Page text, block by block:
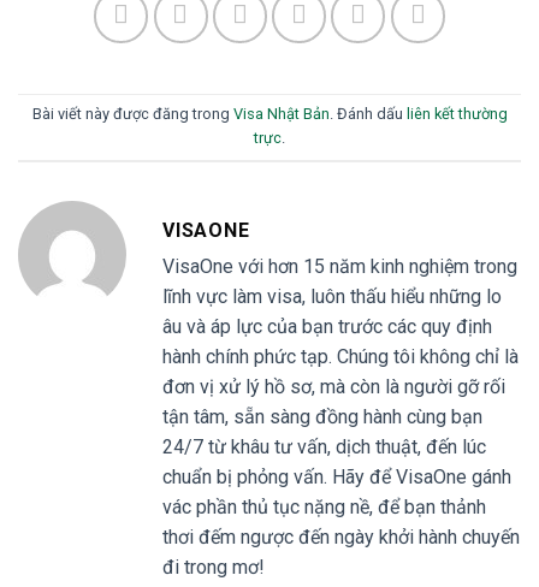
Bài viết này được đăng trong Visa Nhật Bản . Đánh dấu liên kết thường
trực
VISAONE
VisaOne với hơn 15 năm kinh nghiệm trong
lĩnh vực làm visa, luôn thấu hiểu những lo
âu và áp lực của bạn trước các quy định
hành chính phức tạp. Chúng tôi không chỉ là
đơn vị xử lý hồ sơ, mà còn là người gỡ rối
tận tâm, sẵn sàng đồng hành cùng bạn
24/7 từ khâu tư vấn, dịch thuật, đến lúc
chuẩn bị phỏng vấn. Hãy để VisaOne gánh
vác phần thủ tục nặng nề, để bạn thảnh
thơi đếm ngược đến ngày khởi hành chuyến
đi trong mơ!